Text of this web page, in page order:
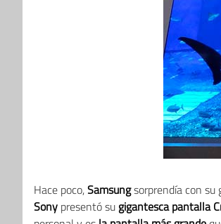
Hace poco,Samsungsorprendía con su
Sony presentó su gigantesca pantalla